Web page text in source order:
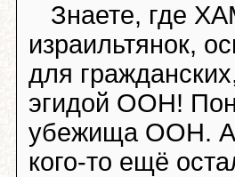
Знаете, где
израильтянок,
для
эгидой ООН!
убежища ООН. А
кого-то ещё